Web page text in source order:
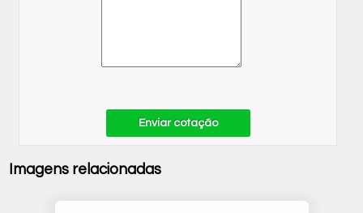
Enviar cotação
Imagens relacionadas